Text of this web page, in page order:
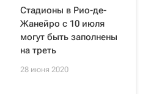
Стадионы в Рио-де-
Жанейро c 10 июля
могут быть заполнены
на треть
28 июня 2020